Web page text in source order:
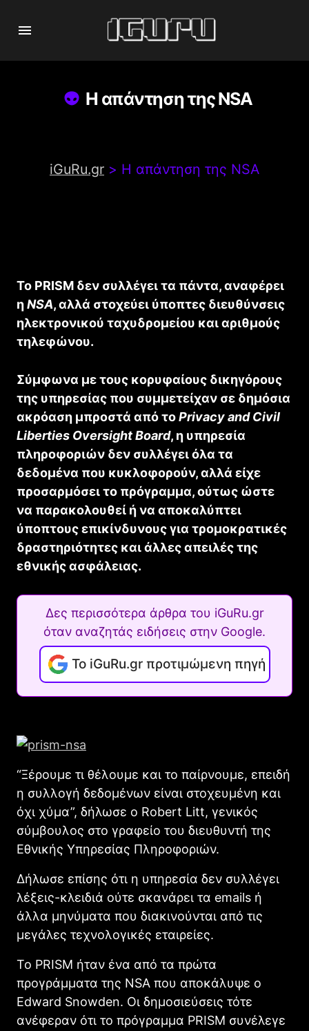
Η απάντηση της NSA
iGuRu.gr > Η απάντηση της NSA
Το PRISM δεν συλλέγει τα πάντα, αναφέρει
ηNSA, αλλά στοχεύει ύποπτες διευθύνσεις
ηλεκτρονικού ταχυδρομείου και αριθμούς
τηλεφώνου.
Σύμφωνα με τους κορυφαίους δικηγόρους
της υπηρεσίας που συμμετείχαν σε δημόσια
ακρόαση μπροστά από τοPrivacy and Civil
Liberties Oversight Board, η υπηρεσία
πληροφοριών δεν συλλέγει όλα τα
δεδομένα που κυκλοφορούν, αλλά είχε
προσαρμόσει το πρόγραμμα, ούτως ώστε
να παρακολουθεί ή να αποκαλύπτει
ύποπτους επικίνδυνους για τρομοκρατικές
δραστηριότητες και άλλες απειλές της
εθνικής ασφάλειας.
Δες περισσότερα άρθρα του iGuRu.gr
όταν αναζητάς ειδήσεις στην Google.
Το iGuRu.gr προτιμώμενη πηγή
“Ξέρουμε τι θέλουμε και το παίρνουμε, επειδή
η συλλογή δεδομένων είναι στοχευμένη και
όχι χύμα”, δήλωσε ο Robert Litt, γενικός
σύμβουλος στο γραφείο του διευθυντή της
Εθνικής Υπηρεσίας Πληροφοριών.
Δήλωσε επίσης ότι η υπηρεσία δεν συλλέγει
λέξεις-κλειδιά ούτε σκανάρει τα emails ή
άλλα μηνύματα που διακινούνται από τις
μεγάλες τεχνολογικές εταιρείες.
Το PRISM ήταν ένα από τα πρώτα
προγράμματα της NSA που αποκάλυψε ο
Edward Snowden. Οι δημοσιεύσεις τότε
ανέφεραν ότι το πρόγραμμα PRISM συνέλεγε